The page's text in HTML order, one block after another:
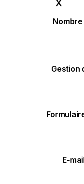
Gestion
E-